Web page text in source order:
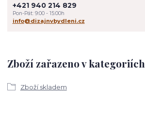
Zboží zařazeno v kategoriích
Zboží skladem
+421 940 214 829
Pon-Pát: 9:00 - 15:00h
info@dizajnvbydleni.cz